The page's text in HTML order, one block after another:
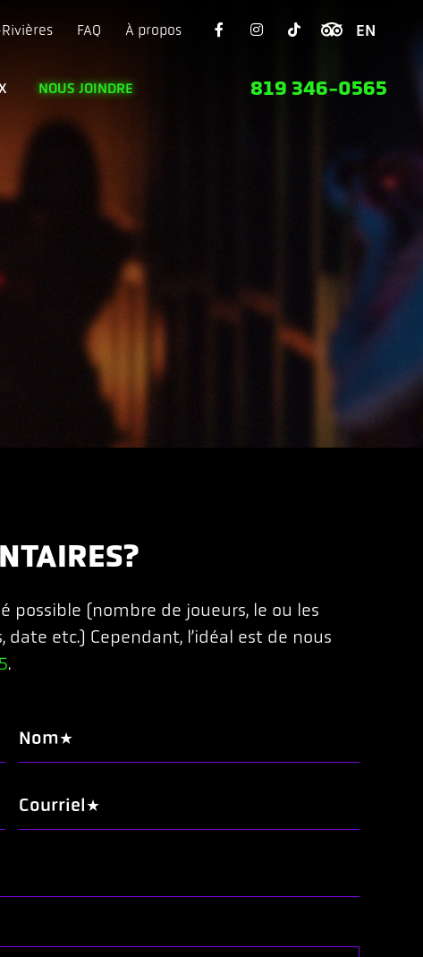
FAQ À propos
NOUS JOINDRE 819 346-0565
possible (nombre de joueurs, le ou les
etc.) Cependant, l’idéal est de nous
.